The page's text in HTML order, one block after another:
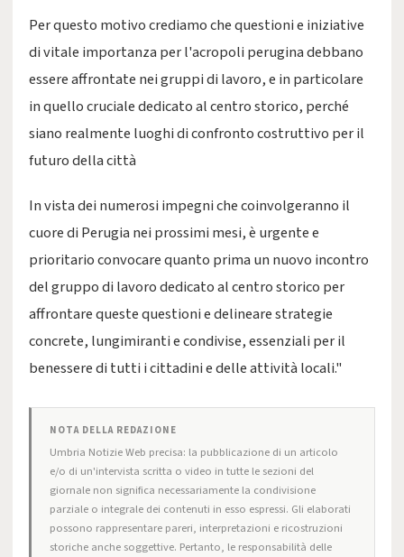
Per questo motivo crediamo che questioni e iniziative
di vitale importanza per l'acropoli perugina debbano
essere affrontate nei gruppi di lavoro, e in particolare
in quello cruciale dedicato al centro storico, perché
siano realmente luoghi di confronto costruttivo per il
futuro della città
In vista dei numerosi impegni che coinvolgeranno il
cuore di Perugia nei prossimi mesi, è urgente e
prioritario convocare quanto prima un nuovo incontro
del gruppo di lavoro dedicato al centro storico per
affrontare queste questioni e delineare strategie
concrete, lungimiranti e condivise, essenziali per il
benessere di tutti i cittadini e delle attività locali."
NOTA DELLA REDAZIONE
Umbria Notizie Web precisa: la pubblicazione di un articolo
e/o di un'intervista scritta o video in tutte le sezioni del
giornale non significa necessariamente la condivisione
parziale o integrale dei contenuti in esso espressi. Gli elaborati
possono rappresentare pareri, interpretazioni e ricostruzioni
storiche anche soggettive. Pertanto, le responsabilità delle